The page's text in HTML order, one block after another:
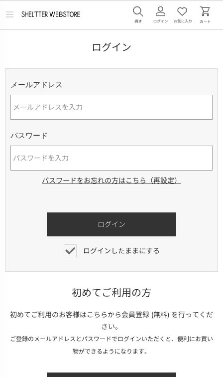
メ
ログイン
メールアドレス
パスワード
パスワードをお忘れの方はこちら（再設定）
ログインしたままにする
初めてご利用の方
初めてご利用のお客様はこちらから会員登録 (無料) を行ってくだ
さい。
ご登録のメールアドレスとパスワードでログインいただくと、便利にお買い
物ができるようになります。